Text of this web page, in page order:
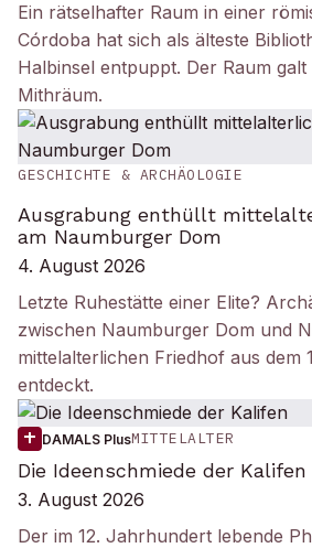
Ein rätselhafter Raum in einer
Córdoba hat sich als älteste
Halbinsel entpuppt. Der Raum
Mithräum.
GESCHICHTE & ARCHÄOLOGIE
Ausgrabung enthüllt
am Naumburger Dom
4. August 2026
Letzte Ruhestätte einer Elite?
zwischen Naumburger Dom und
mittelalterlichen Friedhof aus dem
entdeckt.
DAMALS PlusMITTELALTER
Die Ideenschmiede der Kalifen
3. August 2026
Der im 12. Jahrhundert lebende